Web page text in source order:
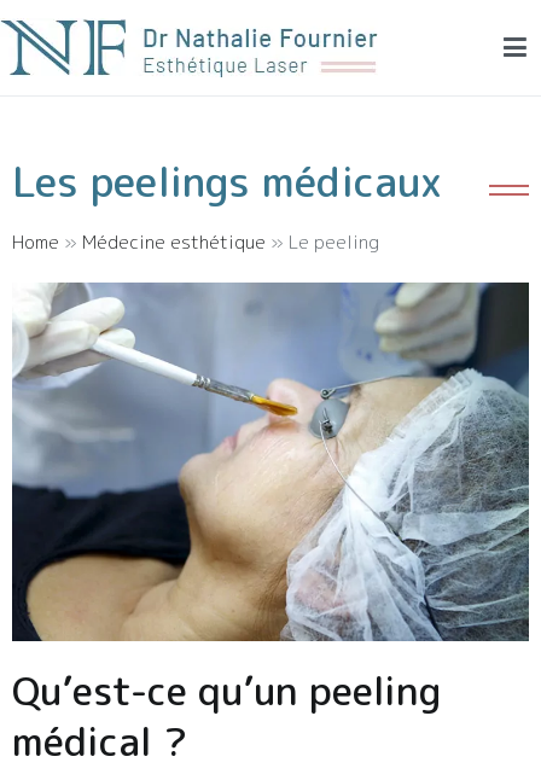
Les peelings médicaux
Home » Médecine esthétique » Le peeling
Qu’est-ce qu’un peeling
médical ?